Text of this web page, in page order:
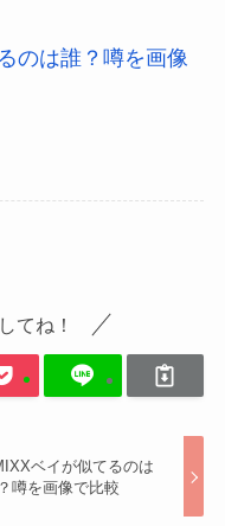
のは誰？噂を画像
てね！
ベイが似てるのは
噂を画像で比較